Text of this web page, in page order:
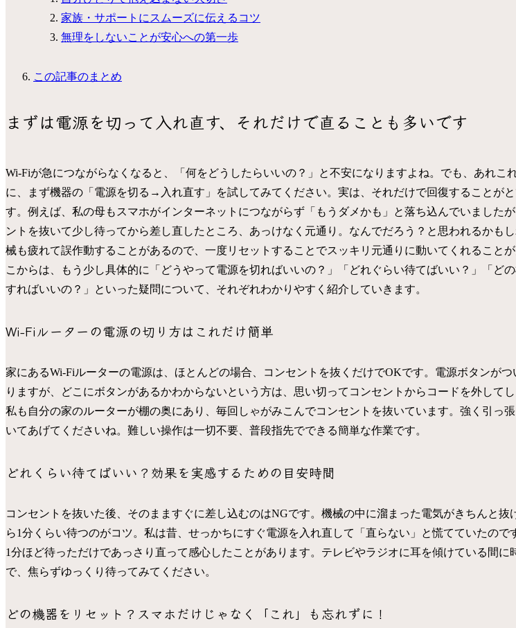
家族・サポートにスムーズに伝えるコツ
無理をしないことが安心への第一歩
この記事のまとめ
まずは電源を切って入れ直す、それだけで直ることも多いです
Wi-Fiが急につながらなくなると、「何をどうしたらいいの？」と不安になりますよね。でも、あれこ
に、まず機器の「電源を切る→入れ直す」を試してみてください。実は、それだけで回復することが
す。例えば、私の母もスマホがインターネットにつながらず「もうダメかも」と落ち込んでいました
ントを抜いて少し待ってから差し直したところ、あっけなく元通り。なんでだろう？と思われるかも
械も疲れて誤作動することがあるので、一度リセットすることでスッキリ元通りに動いてくれること
こからは、もう少し具体的に「どうやって電源を切ればいいの？」「どれぐらい待てばいい？」「ど
すればいいの？」といった疑問について、それぞれわかりやすく紹介していきます。
Wi-Fiルーターの電源の切り方はこれだけ簡単
家にあるWi-Fiルーターの電源は、ほとんどの場合、コンセントを抜くだけでOKです。電源ボタンがつ
りますが、どこにボタンがあるかわからないという方は、思い切ってコンセントからコードを外してし
私も自分の家のルーターが棚の奥にあり、毎回しゃがみこんでコンセントを抜いています。強く引っ
いてあげてくださいね。難しい操作は一切不要、普段指先でできる簡単な作業です。
どれくらい待てばいい？効果を実感するための目安時間
コンセントを抜いた後、そのまますぐに差し込むのはNGです。機械の中に溜まった電気がきちんと抜
ら1分くらい待つのがコツ。私は昔、せっかちにすぐ電源を入れ直して「直らない」と慌てていたので
1分ほど待っただけであっさり直って感心したことがあります。テレビやラジオに耳を傾けている間に
で、焦らずゆっくり待ってみてください。
どの機器をリセット？スマホだけじゃなく「これ」も忘れずに！